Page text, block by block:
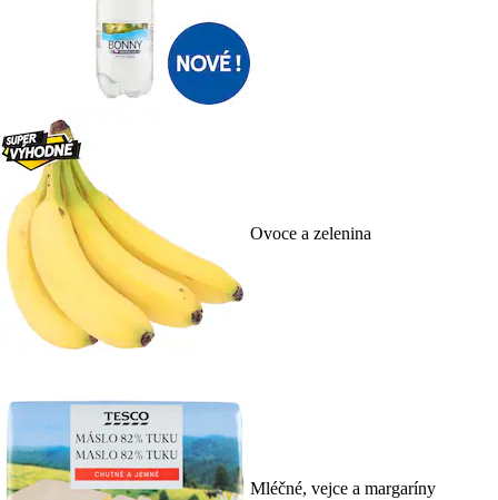
Ovoce a zelenina
Mléčné, vejce a margaríny